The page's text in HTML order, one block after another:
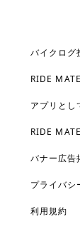
バイクログ
RIDE
アプリとし
RIDE
バナー広告
プライバシ
利用規約